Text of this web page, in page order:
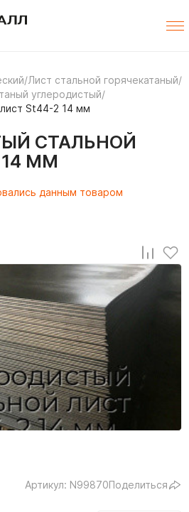
/Лист стальной горячекатаный/
углеродистый/
St44-2 14 мм
СТАЛЬНОЙ
ММ
данным товаром
Артикул: N99870Поделиться